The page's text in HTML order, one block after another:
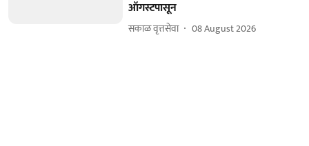
ऑगस्टपासून
सकाळ वृत्तसेवा 08 August 2026